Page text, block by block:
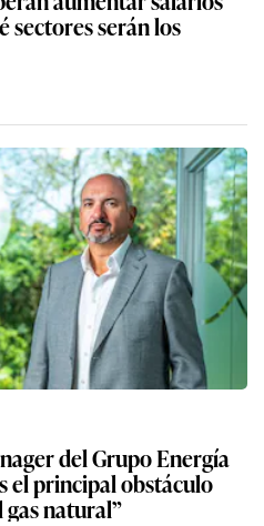
sectores serán los
del Grupo Energía
el principal obstáculo
natural”